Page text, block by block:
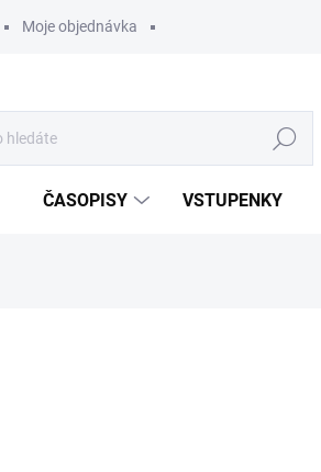
Moje objednávka
Hledat
ČASOPISY VSTUPENKY